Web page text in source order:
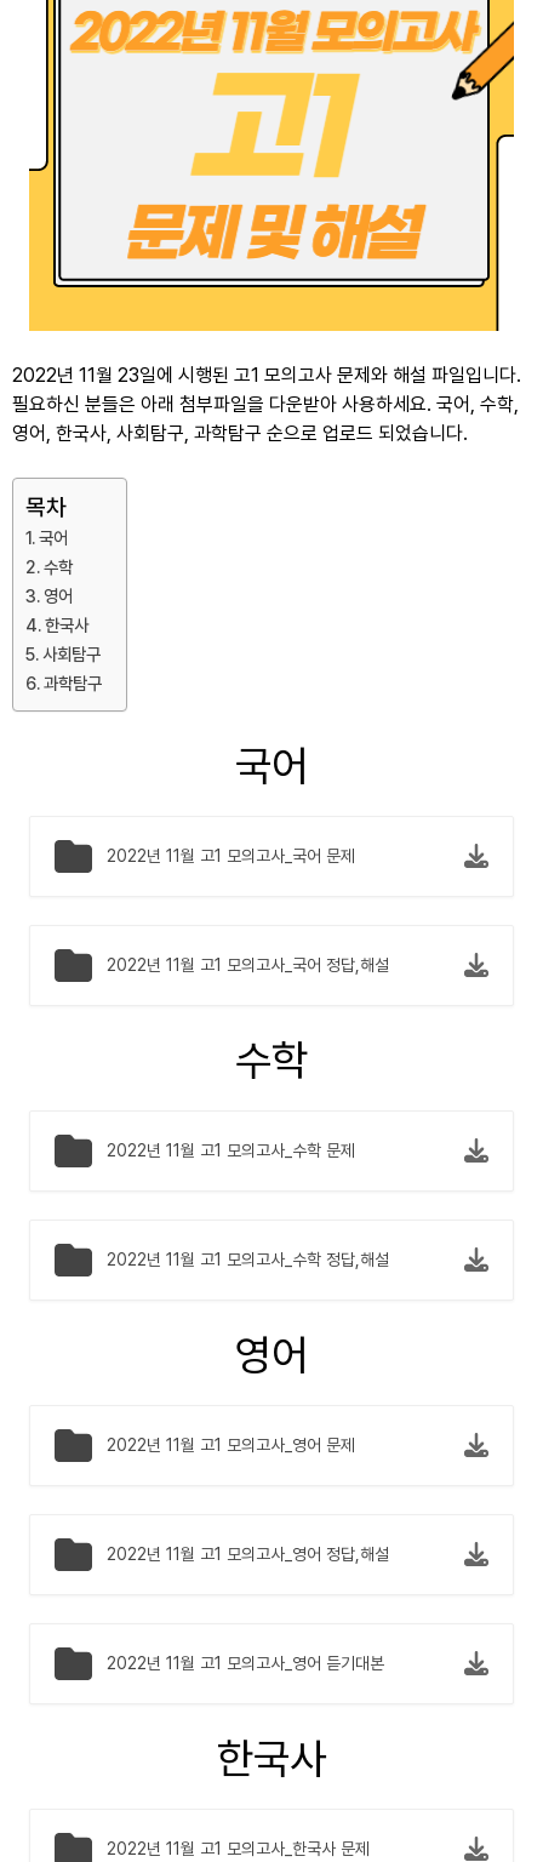
2022년 11월 23일에 시행된 고1 모의고사 문제와 해설 파일입니다.
필요하신 분들은 아래 첨부파일을 다운받아 사용하세요. 국어, 수학,
영어, 한국사, 사회탐구, 과학탐구 순으로 업로드 되었습니다.
목차
국어
수학
영어
한국사
사회탐구
과학탐구
국어
2022년 11월 고1 모의고사_국어 문제
2022년 11월 고1 모의고사_국어 정답,해설
수학
2022년 11월 고1 모의고사_수학 문제
2022년 11월 고1 모의고사_수학 정답,해설
영어
2022년 11월 고1 모의고사_영어 문제
2022년 11월 고1 모의고사_영어 정답,해설
2022년 11월 고1 모의고사_영어 듣기대본
한국사
2022년 11월 고1 모의고사_한국사 문제